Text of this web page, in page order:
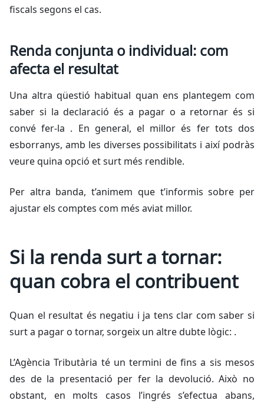
fiscals segons el cas.
Renda conjunta o individual: com
afecta el resultat
Una altra qüestió habitual quan ens plantegem com
saber si la declaració és a pagar o a retornar és si
convé fer-la . En general, el millor és fer tots dos
esborranys, amb les diverses possibilitats i així podràs
veure quina opció et surt més rendible.
Per altra banda, t’animem que t’informis sobre per
ajustar els comptes com més aviat millor.
Si la renda surt a tornar:
quan cobra el contribuent
Quan el resultat és negatiu i ja tens clar com saber si
surt a pagar o tornar, sorgeix un altre dubte lògic: .
L’Agència Tributària té un termini de fins a sis mesos
des de la presentació per fer la devolució. Això no
obstant, en molts casos l’ingrés s’efectua abans,